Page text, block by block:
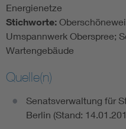
Energienetze
Stichworte:
Umspannwerk Oberspree;
Wartengebäude
Quelle(n)
Senatsverwaltung für
Berlin (Stand: